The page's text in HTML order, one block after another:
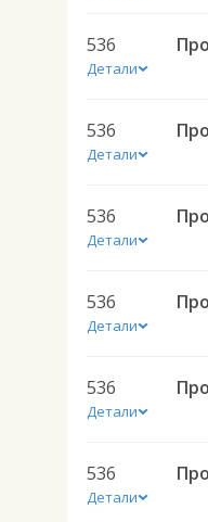
536
Детали
536
Детали
536
Детали
536
Детали
536
Детали
536
Детали